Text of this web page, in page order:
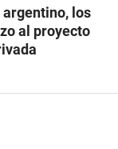
argentino, los
al proyecto